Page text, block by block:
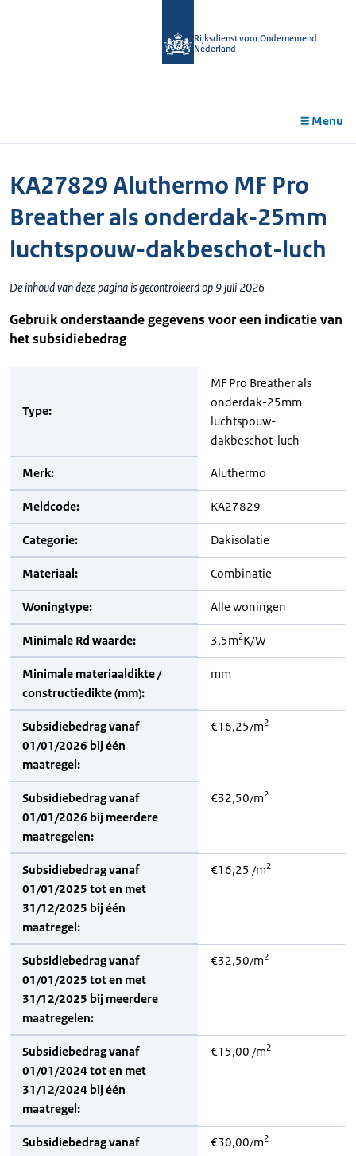
Rijksdienst voor Ondernemend
Nederland
Menu
KA27829 Aluthermo MF Pro
Breather als onderdak-25mm
luchtspouw-dakbeschot-luch
De inhoud van deze pagina is gecontroleerd op 9 juli 2026
Gebruik onderstaande gegevens voor een indicatie van
het subsidiebedrag
Type:
MF Pro Breather als
onderdak-25mm
luchtspouw-
dakbeschot-luch
Merk: Aluthermo
Meldcode: KA27829
Categorie: Dakisolatie
Materiaal: Combinatie
Woningtype: Alle woningen
Minimale Rd waarde: 3,5m2K/W
Minimale materiaaldikte /
constructiedikte (mm):
mm
Subsidiebedrag vanaf
01/01/2026 bij één
maatregel:
€16,25/m2
Subsidiebedrag vanaf
01/01/2026 bij meerdere
maatregelen:
€32,50/m2
Subsidiebedrag vanaf
01/01/2025 tot en met
31/12/2025 bij één
maatregel:
€16,25 /m2
Subsidiebedrag vanaf
01/01/2025 tot en met
31/12/2025 bij meerdere
maatregelen:
€32,50/m2
Subsidiebedrag vanaf
01/01/2024 tot en met
31/12/2024 bij één
maatregel:
€15,00 /m2
Subsidiebedrag vanaf
€30,00/m2